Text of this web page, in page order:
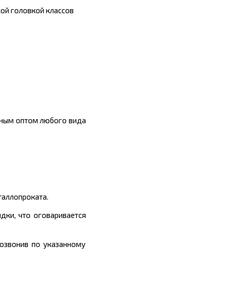
головкой классов
оптом любого вида
что оговаривается
по указанному